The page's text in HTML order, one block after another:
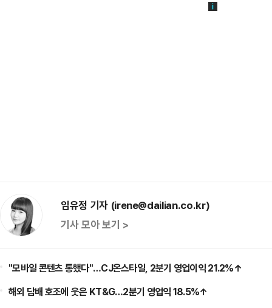
임유정 기자 (irene@dailian.co.kr)
기사 모아 보기 >
"모바일 콘텐츠 통했다"…CJ온스타일, 2분기 영업이익 21.2%↑
해외 담배 호조에 웃은 KT&G…2분기 영업익 18.5%↑